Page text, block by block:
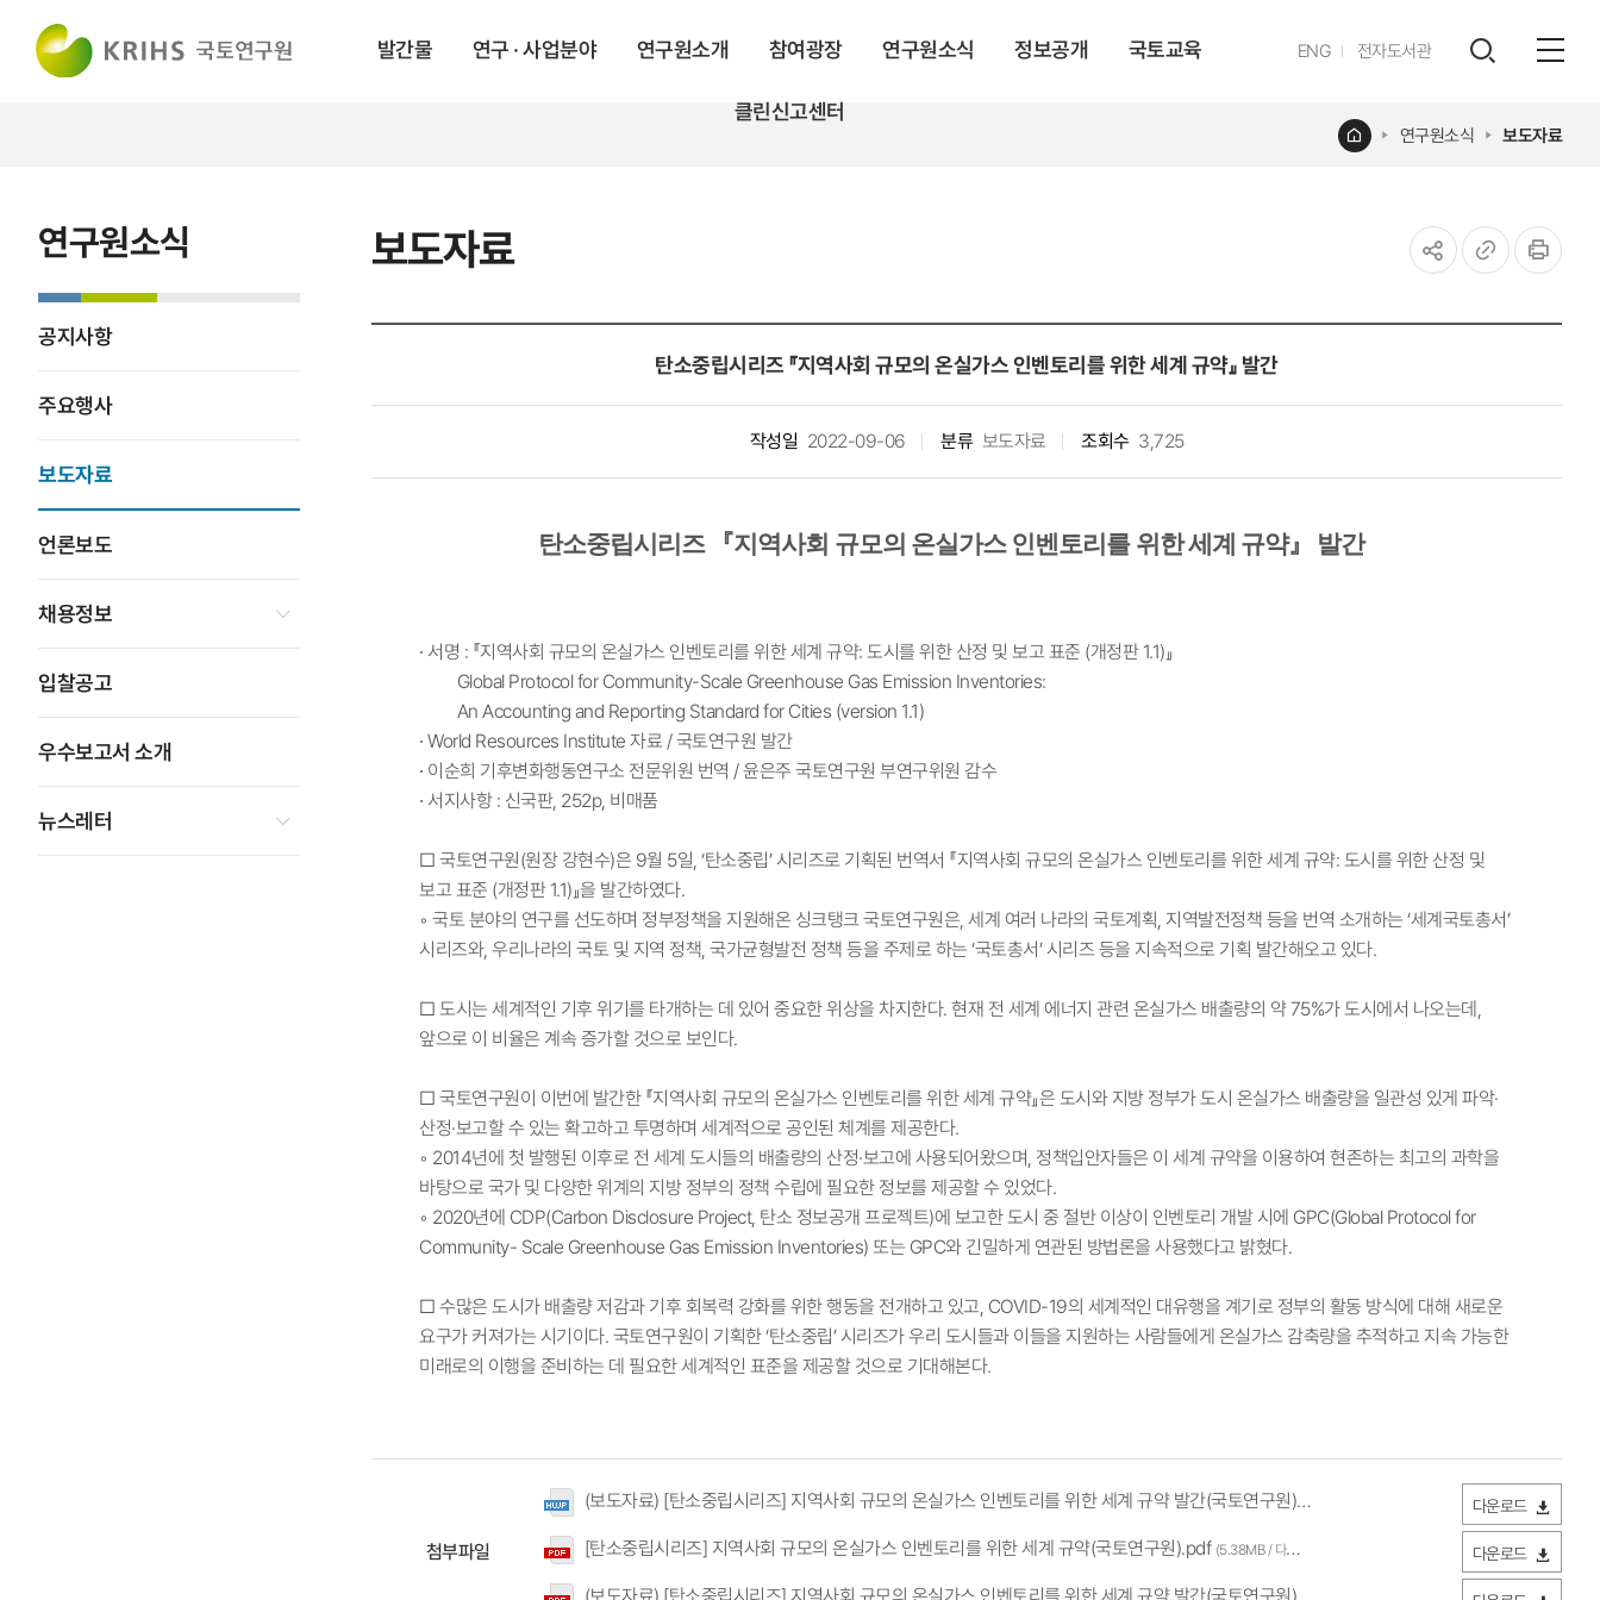
발간물 연구 · 사업분야 연구원소개 참여광장 연구원소식 정보공개 국토교육
클린신고센터
ENG영문전자도서관
레이어
보도자료
홈 연구원소식 보도자료
연구원소식
공지사항
주요행사
보도자료
언론보도
채용정보
입찰공고
우수보고서 소개
뉴스레터
탄소중립시리즈 『지역사회 규모의 온실가스 인벤토리를 위한 세계 규약』 발간
작성일 2022-09-06 분류 보도자료 조회수 3,725
탄소중립시리즈 『지역사회 규모의 온실가스 인벤토리를 위한 세계 규약』 발간
∙ 서명 : 『지역사회 규모의 온실가스 인벤토리를 위한 세계 규약: 도시를 위한 산정 및 보고 표준 (개정판 1.1)』
Global Protocol for Community-Scale Greenhouse Gas Emission Inventories:
An Accounting and Reporting Standard for Cities (version 1.1)
∙ World Resources Institute 자료 / 국토연구원 발간
∙ 이순희 기후변화행동연구소 전문위원 번역 / 윤은주 국토연구원 부연구위원 감수
∙ 서지사항 : 신국판, 252p, 비매품
□ 국토연구원(원장 강현수)은 9월 5일, ‘탄소중립’ 시리즈로 기획된 번역서 『지역사회 규모의 온실가스 인벤토리를 위한 세계 규약: 도시를 위한 산정 및
보고 표준 (개정판 1.1)』을 발간하였다.
◦ 국토 분야의 연구를 선도하며 정부정책을 지원해온 싱크탱크 국토연구원은, 세계 여러 나라의 국토계획, 지역발전정책 등을 번역 소개하는 ‘세계국토총서’
시리즈와, 우리나라의 국토 및 지역 정책, 국가균형발전 정책 등을 주제로 하는 ‘국토총서’ 시리즈 등을 지속적으로 기획 발간해오고 있다.
□ 도시는 세계적인 기후 위기를 타개하는 데 있어 중요한 위상을 차지한다. 현재 전 세계 에너지 관련 온실가스 배출량의 약 75%가 도시에서 나오는데,
앞으로 이 비율은 계속 증가할 것으로 보인다.
□ 국토연구원이 이번에 발간한 『지역사회 규모의 온실가스 인벤토리를 위한 세계 규약』은 도시와 지방 정부가 도시 온실가스 배출량을 일관성 있게 파악·
산정·보고할 수 있는 확고하고 투명하며 세계적으로 공인된 체계를 제공한다.
◦ 2014년에 첫 발행된 이후로 전 세계 도시들의 배출량의 산정·보고에 사용되어왔으며, 정책입안자들은 이 세계 규약을 이용하여 현존하는 최고의 과학을
바탕으로 국가 및 다양한 위계의 지방 정부의 정책 수립에 필요한 정보를 제공할 수 있었다.
◦ 2020년에 CDP(Carbon Disclosure Project, 탄소 정보공개 프로젝트)에 보고한 도시 중 절반 이상이 인벤토리 개발 시에 GPC(Global Protocol for
Community- Scale Greenhouse Gas Emission Inventories) 또는 GPC와 긴밀하게 연관된 방법론을 사용했다고 밝혔다.
□ 수많은 도시가 배출량 저감과 기후 회복력 강화를 위한 행동을 전개하고 있고, COVID-19의 세계적인 대유행을 계기로 정부의 활동 방식에 대해 새로운
요구가 커져가는 시기이다. 국토연구원이 기획한 ‘탄소중립’ 시리즈가 우리 도시들과 이들을 지원하는 사람들에게 온실가스 감축량을 추적하고 지속 가능한
미래로의 이행을 준비하는 데 필요한 세계적인 표준을 제공할 것으로 기대해본다.
첨부파일
(보도자료) [탄소중립시리즈] 지역사회 규모의 온실가스 인벤토리를 위한 세계 규약 발간(국토연구원).hwp (186.5KB / 다운로드 450회)다운로드
[탄소중립시리즈] 지역사회 규모의 온실가스 인벤토리를 위한 세계 규약(국토연구원).pdf (5.38MB / 다운로드 1,070회) 다운로드